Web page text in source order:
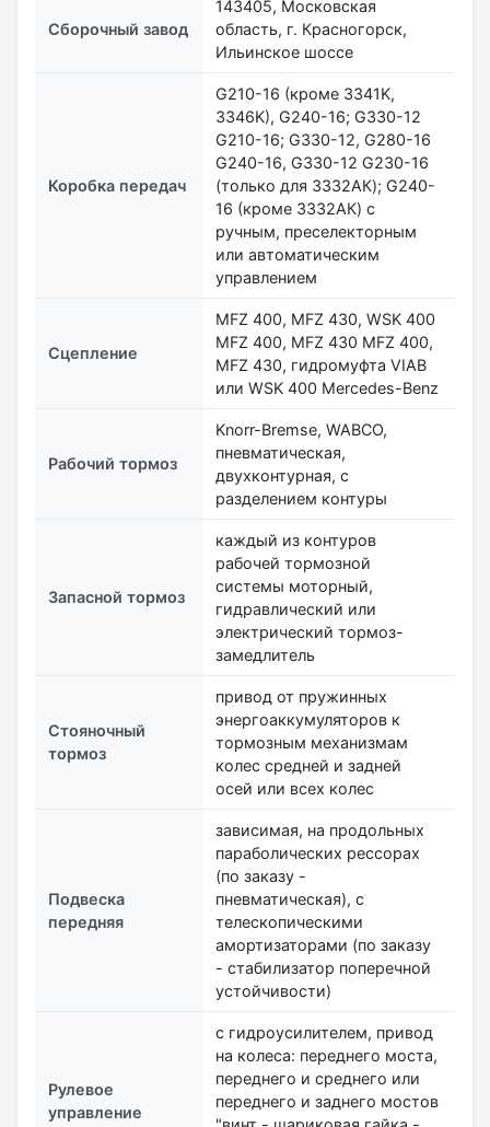
Сборочный завод
143405, Московская
область, г. Красногорск,
Ильинское шоссе
Коробка передач
G210-16 (кроме 3341K,
3346K), G240-16; G330-12
G210-16; G330-12, G280-16
G240-16, G330-12 G230-16
(только для 3332АК); G240-
16 (кроме 3332АК) с
ручным, преселекторным
или автоматическим
управлением
Сцепление
MFZ 400, MFZ 430, WSK 400
MFZ 400, MFZ 430 MFZ 400,
MFZ 430, гидромуфта VIAB
или WSK 400 Mercedes-Benz
Рабочий тормоз
Knorr-Bremse, WABCO,
пневматическая,
двухконтурная, с
разделением контуры
Запасной тормоз
каждый из контуров
рабочей тормозной
системы моторный,
гидравлический или
электрический тормоз-
замедлитель
Стояночный
тормоз
привод от пружинных
энергоаккумуляторов к
тормозным механизмам
колес средней и задней
осей или всех колес
Подвеска
передняя
зависимая, на продольных
параболических рессорах
(по заказу -
пневматическая), с
телескопическими
амортизаторами (по заказу
- стабилизатор поперечной
устойчивости)
Рулевое
управление
с гидроусилителем, привод
на колеса: переднего моста,
переднего и среднего или
переднего и заднего мостов